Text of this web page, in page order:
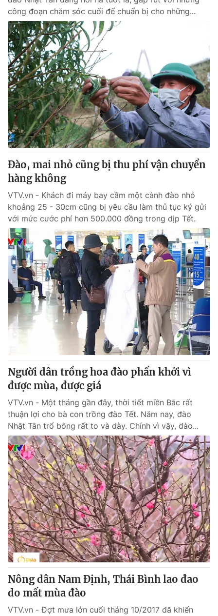
công đoạn chăm sóc cuối để chuẩn bị cho những...
Đào, mai nhỏ cũng bị thu phí vận chuyển
hàng không
VTV.vn - Khách đi máy bay cầm một cành đào nhỏ
khoảng 25 - 30cm cũng bị yêu cầu làm thủ tục ký gửi
với mức cước phí hơn 500.000 đồng trong dịp Tết.
Người dân trồng hoa đào phấn khởi vì
được mùa, được giá
VTV.vn - Một tháng gần đây, thời tiết miền Bắc rất
thuận lợi cho bà con trồng đào Tết. Năm nay, đào
Nhật Tân trổ bông rất to và dày. Chính vì vậy, đào...
Nông dân Nam Định, Thái Bình lao đao
do mất mùa đào
VTV.vn - Đợt mưa lớn cuối tháng 10/2017 đã khiến